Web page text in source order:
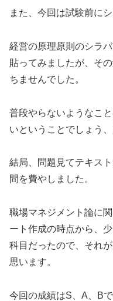
また、今回は試験前に
経営の原理原則のシラ
貼ってみましたが、そ
ちませんでした。
普段やらないようなこ
いということでしょう、
結局、問題見てテキス
間を費やしました。
職場マネジメント論に
ート作成の時点から、
科目だったので、それ
思います。
今回の成績はS、A、Bで